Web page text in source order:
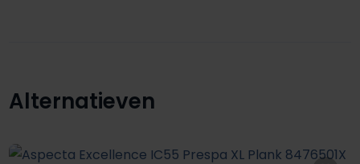
Productgalerij overslaan
Alternatieven